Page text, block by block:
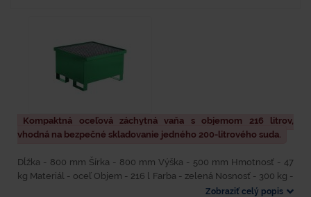
Kompaktná oceľová záchytná vaňa s objemom 216 litrov,
vhodná na bezpečné skladovanie jedného 200-litrového suda.
Dĺžka - 800 mm Šírka - 800 mm Výška - 500 mm Hmotnosť - 47
kg Materiál - oceľ Objem - 216 l Farba - zelená Nosnosť - 300 kg -
Zobraziť celý popis